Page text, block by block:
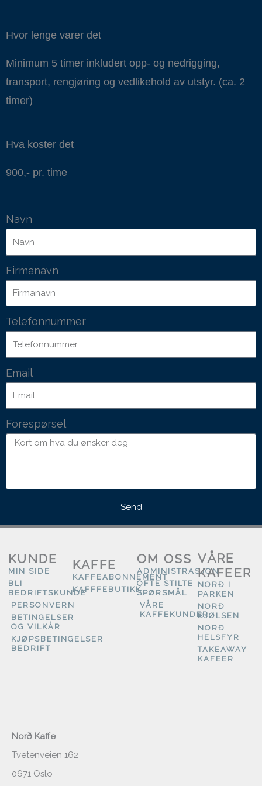
Hvor lenge varer det
Minimum 5 timer inkludert opp- og nedrigging,
transport, rengjøring og vedlikehold av utstyr. (ca. 2
timer)
Hva koster det
900,- pr. time
Navn
Firmanavn
Telefonnummer
Email
Forespørsel
Send
KUNDE
MIN SIDE
BLI
BEDRIFTSKUNDE
PERSONVERN
BETINGELSER
OG VILKÅR
KJØPSBETINGELSER
BEDRIFT
KAFFE
KAFFEABONNEMENT
KAFFFEBUTIKK
OM OSS
ADMINISTRASJON
OFTE STILTE
SPØRSMÅL
VÅRE
KAFFEKUNDER
VÅRE
KAFEER
NORÐ I
PARKEN
NORÐ
BJØLSEN
NORÐ
HELSFYR
TAKEAWAY
KAFEER
Norð Kaffe
Tvetenveien 162
0671 Oslo